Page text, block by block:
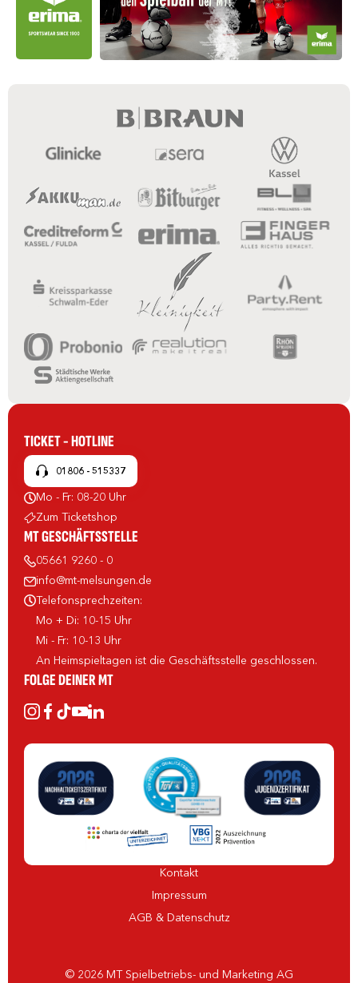
TICKET - HOTLINE
01806 - 515337
Mo - Fr: 08-20 Uhr
Zum Ticketshop
MT GESCHÄFTSSTELLE
05661 9260 - 0
info@mt-melsungen.de
Telefonsprechzeiten:
Mo + Di: 10-15 Uhr
Mi - Fr: 10-13 Uhr
An Heimspieltagen ist die Geschäftsstelle geschlossen.
FOLGE DEINER MT
Kontakt
Impressum
AGB & Datenschutz
© 2026 MT Spielbetriebs- und Marketing AG